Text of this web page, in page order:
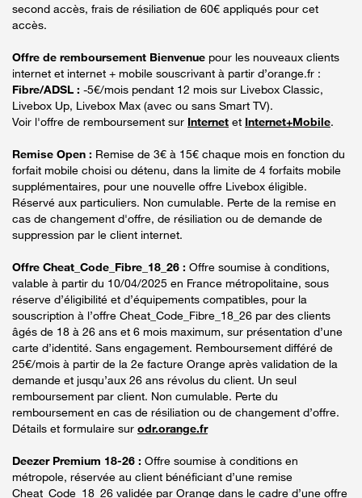
second accès, frais de résiliation de 60€ appliqués pour cet
accès.
Offre de remboursement Bienvenue pour les nouveaux clients
internet et internet + mobile souscrivant à partir d’orange.fr :
Fibre/ADSL : -5€/mois pendant 12 mois sur Livebox Classic,
Livebox Up, Livebox Max (avec ou sans Smart TV).
Voir l'offre de remboursement sur Internet et Internet+Mobile.
Remise Open : Remise de 3€ à 15€ chaque mois en fonction du
forfait mobile choisi ou détenu, dans la limite de 4 forfaits mobile
supplémentaires, pour une nouvelle offre Livebox éligible.
Réservé aux particuliers. Non cumulable. Perte de la remise en
cas de changement d'offre, de résiliation ou de demande de
suppression par le client internet.
Offre Cheat_Code_Fibre_18_26 : Offre soumise à conditions,
valable à partir du 10/04/2025 en France métropolitaine, sous
réserve d’éligibilité et d’équipements compatibles, pour la
souscription à l’offre Cheat_Code_Fibre_18_26 par des clients
âgés de 18 à 26 ans et 6 mois maximum, sur présentation d’une
carte d’identité. Sans engagement. Remboursement différé de
25€/mois à partir de la 2e facture Orange après validation de la
demande et jusqu’aux 26 ans révolus du client. Un seul
remboursement par client. Non cumulable. Perte du
remboursement en cas de résiliation ou de changement d’offre.
Détails et formulaire sur odr.orange.fr
Deezer Premium 18-26 : Offre soumise à conditions en
métropole, réservée au client bénéficiant d’une remise
Cheat_Code_18_26 validée par Orange dans le cadre d’une offre